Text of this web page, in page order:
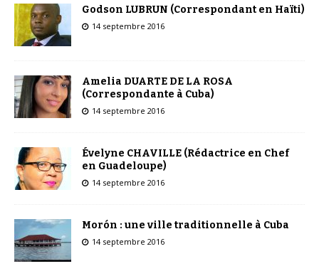
Godson LUBRUN (Correspondant en Haïti)
14 septembre 2016
Amelia DUARTE DE LA ROSA
(Correspondante à Cuba)
14 septembre 2016
Évelyne CHAVILLE (Rédactrice en Chef
en Guadeloupe)
14 septembre 2016
Morón : une ville traditionnelle à Cuba
14 septembre 2016